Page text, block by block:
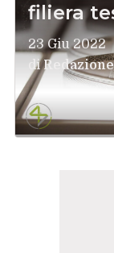
filiera
23 Giu 2022
di